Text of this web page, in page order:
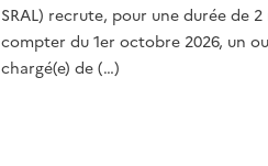
SRAL) recrute, pour une durée de 2
compter du 1er octobre 2026, un
chargé(e) de (…)